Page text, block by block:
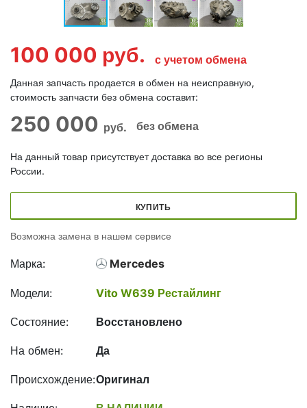
100 000 руб. с учетом обмена
Данная запчасть продается в обмен на неисправную,
стоимость запчасти без обмена составит:
250 000 руб. без обмена
На данный товар присутствует доставка во все регионы
России.
КУПИТЬ
Возможна замена в нашем сервисе
Марка: Mercedes
Модели: Vito W639 Рестайлинг
Состояние: Восстановлено
На обмен: Да
Происхождение:Оригинал